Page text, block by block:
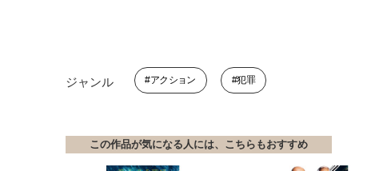
ジャンル アクション 犯罪
この作品が気になる人には、こちらもおすすめ